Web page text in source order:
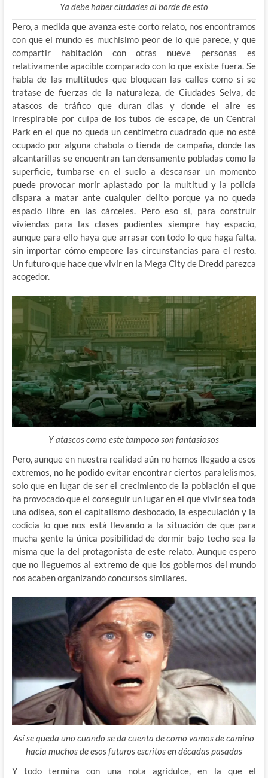
Ya debe haber ciudades al borde de esto
Pero, a medida que avanza este corto relato, nos encontramos
con que el mundo es muchísimo peor de lo que parece, y que
compartir habitación con otras nueve personas es
relativamente apacible comparado con lo que existe fuera. Se
habla de las multitudes que bloquean las calles como si se
tratase de fuerzas de la naturaleza, de Ciudades Selva, de
atascos de tráfico que duran días y donde el aire es
irrespirable por culpa de los tubos de escape, de un Central
Park en el que no queda un centímetro cuadrado que no esté
ocupado por alguna chabola o tienda de campaña, donde las
alcantarillas se encuentran tan densamente pobladas como la
superficie, tumbarse en el suelo a descansar un momento
puede provocar morir aplastado por la multitud y la policía
dispara a matar ante cualquier delito porque ya no queda
espacio libre en las cárceles. Pero eso sí, para construir
viviendas para las clases pudientes siempre hay espacio,
aunque para ello haya que arrasar con todo lo que haga falta,
sin importar cómo empeore las circunstancias para el resto.
Un futuro que hace que vivir en la Mega City de Dredd parezca
acogedor.
Y atascos como este tampoco son fantasiosos
Pero, aunque en nuestra realidad aún no hemos llegado a esos
extremos, no he podido evitar encontrar ciertos paralelismos,
solo que en lugar de ser el crecimiento de la población el que
ha provocado que el conseguir un lugar en el que vivir sea toda
una odisea, son el capitalismo desbocado, la especulación y la
codicia lo que nos está llevando a la situación de que para
mucha gente la única posibilidad de dormir bajo techo sea la
misma que la del protagonista de este relato. Aunque espero
que no lleguemos al extremo de que los gobiernos del mundo
nos acaben organizando concursos similares.
Así se queda uno cuando se da cuenta de como vamos de camino
hacia muchos de esos futuros escritos en décadas pasadas
Y todo termina con una nota agridulce, en la que el